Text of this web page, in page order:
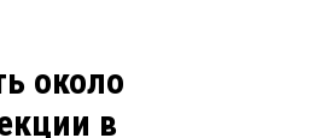
около
в